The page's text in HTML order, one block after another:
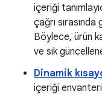
içeriği
çağrı
Böylece, ürün
ve sık
Dinamik
içeriği